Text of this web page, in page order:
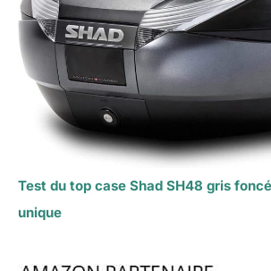
Test du top case Shad SH48 gris
unique